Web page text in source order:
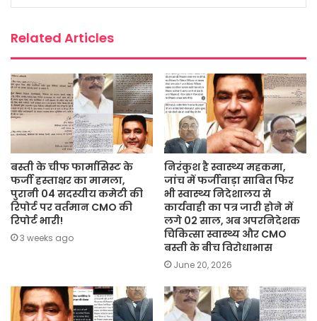
Related Articles
बस्ती के चीफ फार्मासिस्ट के
फर्जी हस्ताक्षर का मामला,
पुरानी 04 सदस्यीय कमेटी की
रिपोर्ट पर वर्तमान CMO की
रिपोर्ट भारी!
3 weeks ago
निरंकुश है स्वास्थ्य महकमा,
जांच में फर्जीवाड़ा साबित फिर
भी स्वास्थ्य निदेशालय से
कार्यवाही का पत्र जारी होने में
लगे 02 साल, अब अपरनिदेशक
चिकित्सा स्वास्थ्य और CMO
बस्ती के बीच विरोधाभास
June 20, 2026